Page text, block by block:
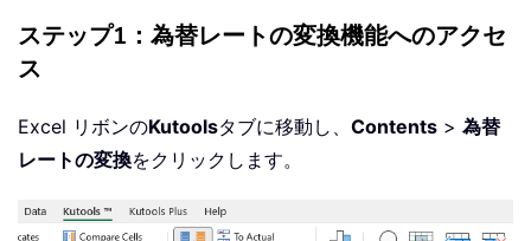
ステップ1：為替レートの変換機能へのアクセ
ス
Excel リボンのKutoolsタブに移動し、 Contents > 為替
レートの変換をクリックします。